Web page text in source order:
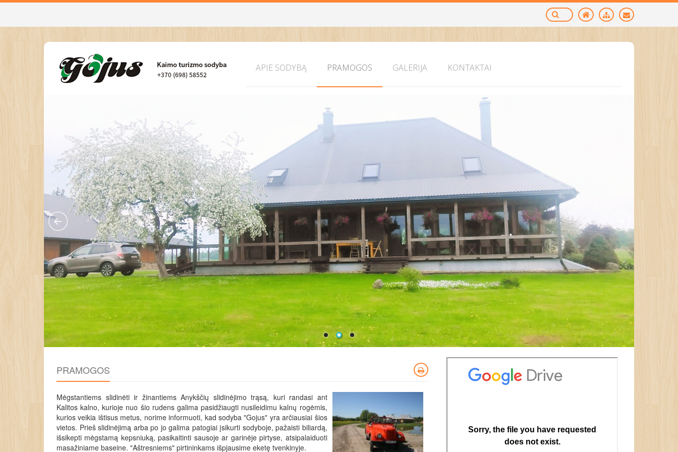
APIE SODYBĄ PRAMOGOS GALERIJA KONTAKTAI
PRAMOGOS
Mėgstantiems slidinėti ir žinantiems Anykščių slidinėjimo trąsą, kuri randasi ant
Kalitos kalno, kurioje nuo šio rudens galima pasidžiaugti nusileidimu kalnų rogėmis,
kurios veikia ištisus metus, norime informuoti, kad sodyba "Gojus" yra arčiausiai šios
vietos. Prieš slidinėjimą arba po jo galima patogiai įsikurti sodyboje, pažaisti biliardą,
išsikepti mėgstamą kepsniuką, pasikaitinti sausoje ar garinėje pirtyse, atsipalaiduoti
masažiniame baseine. "Aštresniems" pirtininkams išpjausime eketę tvenkinyje.